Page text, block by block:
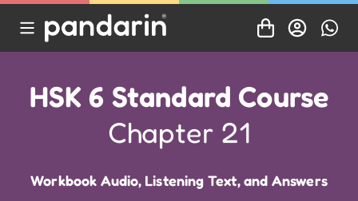
HSK 6 Standard Course
Chapter 21
Workbook Audio, Listening Text, and Answers